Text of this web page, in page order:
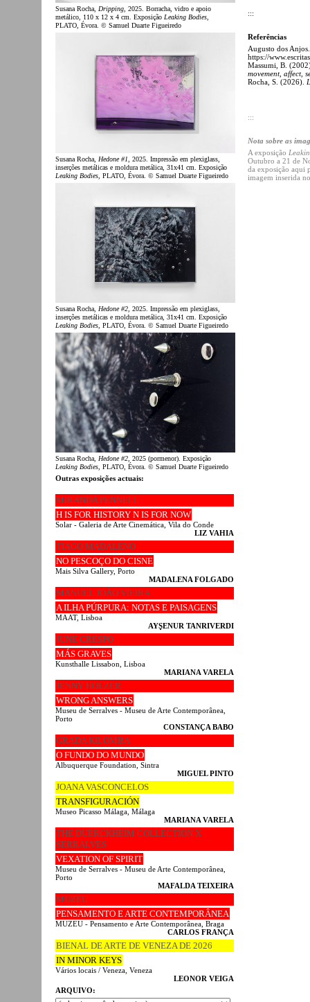
Susana Rocha, Dripping, 2025. Borracha, vidro e apoio
metálico, 110 x 12 x 4 cm. Exposição Leaking Bodies,
PLATO, Évora. © Samuel Duarte Figueiredo
Susana Rocha, Hedone #1 , 2025. Impressão em plexiglass,
inserções metálicas e moldura metálica, 31x41 cm. Exposição
Leaking Bodies , PLATO, Évora. © Samuel Duarte Figueiredo
Susana Rocha, Hedone #2 , 2025. Impressão em plexiglass,
inserções metálicas e moldura metálica, 31x41 cm. Exposição
Leaking Bodies , PLATO, Évora. © Samuel Duarte Figueiredo
Susana Rocha, Hedone #2, 2025 (pormenor). Exposição
Leaking Bodies, PLATO, Évora. © Samuel Duarte Figueiredo
Outras exposições actuais:
MIRANDA PENNELL
H IS FOR HISTORY N IS FOR NOW
Solar - Galeria de Arte Cinemática, Vila do Conde
LIZ VAHIA
TIAGO MADALENO
NO PESCOÇO DO CISNE
Mais Silva Gallery, Porto
MADALENA FOLGADO
MANUEL JOÃO VIEIRA
A ILHA PÚRPURA: NOTAS E PAISAGENS
MAAT, Lisboa
AYŞENUR TANRIVERDI
JUNE CRESPO
MÁS GRAVES
Kunsthalle Lissabon, Lisboa
MARIANA VARELA
JENNY HOLZER
WRONG ANSWERS
Museu de Serralves - Museu de Arte Contemporânea,
Porto
CONSTANÇA BABO
GRADA KILOMBA
O FUNDO DO MUNDO
Albuquerque Foundation, Sintra
MIGUEL PINTO
JOANA VASCONCELOS
TRANSFIGURACIÓN
Museo Picasso Málaga, Málaga
MARIANA VARELA
THE DUERCKHEIM COLLECTION X
SERRALVES
VEXATION OF SPIRIT
Museu de Serralves - Museu de Arte Contemporânea,
Porto
MAFALDA TEIXEIRA
MUZEU
PENSAMENTO E ARTE CONTEMPORÂNEA
MUZEU - Pensamento e Arte Contemporânea, Braga
CARLOS FRANÇA
BIENAL DE ARTE DE VENEZA DE 2026
IN MINOR KEYS
Vários locais / Veneza, Veneza
LEONOR VEIGA
ARQUIVO:
:::
Referências
Augusto dos
https://
Massumi, B.
movement, affect,
Rocha, S. (2026).
:::
Nota sobre as
A exposição
Outubro a 21 de
da exposição aqui
imagem inserida